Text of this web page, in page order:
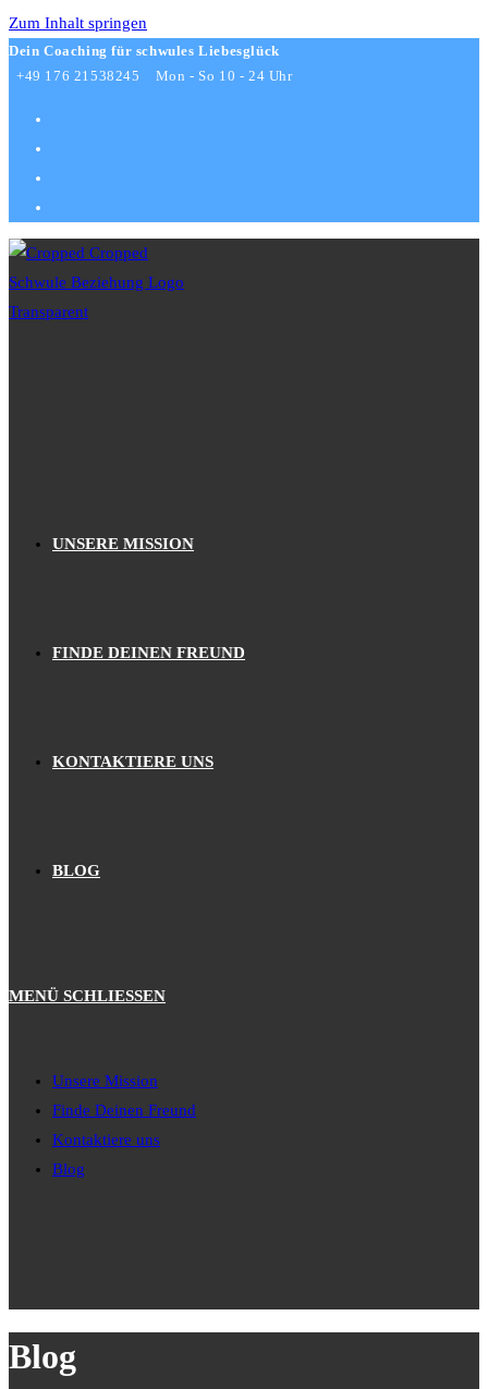
Zum Inhalt springen
Dein Coaching für schwules Liebesglück
+49 176 21538245
Mon - So 10 - 24 Uhr
UNSERE MISSION
FINDE DEINEN FREUND
KONTAKTIERE UNS
BLOG
MENÜ SCHLIESSEN
Unsere Mission
Finde Deinen Freund
Kontaktiere uns
Blog
Blog